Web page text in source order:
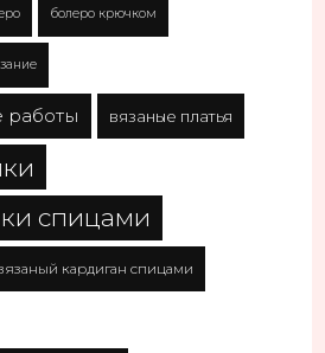
болеро крючком
работы вязаные платья
спицами
кардиган спицами